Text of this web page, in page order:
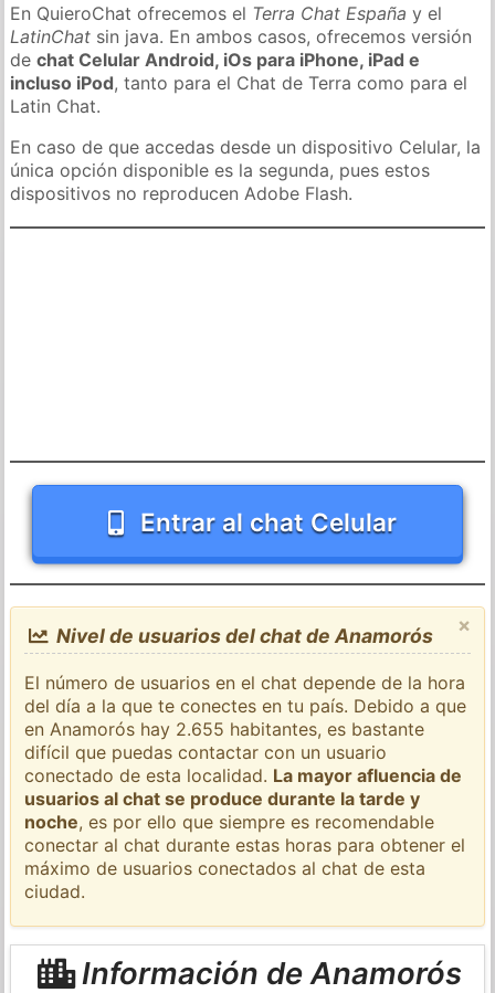
En QuieroChat ofrecemos el Terra Chat España y el
LatinChat sin java. En ambos casos, ofrecemos versión
dechat Celular Android, iOs para iPhone, iPad e
incluso iPod, tanto para el Chat de Terra como para el
Latin Chat.
En caso de que accedas desde un dispositivo Celular, la
única opción disponible es la segunda, pues estos
dispositivos no reproducen Adobe Flash.
Entrar al chat Celular
×
Nivel de usuarios del chat de Anamorós
El número de usuarios en el chat depende de la hora
del día a la que te conectes en tu país. Debido a que
en Anamorós hay 2.655 habitantes, es bastante
difícil que puedas contactar con un usuario
conectado de esta localidad. La mayor afluencia de
usuarios al chat se produce durante la tarde y
noche, es por ello que siempre es recomendable
conectar al chat durante estas horas para obtener el
máximo de usuarios conectados al chat de esta
ciudad.
Información de Anamorós